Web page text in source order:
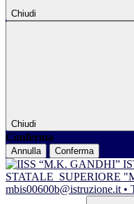
Chiudi
Chiudi
Conferma
Annulla Conferma
STATALE SUPERIORE
mbis00600b@istruzione.it •